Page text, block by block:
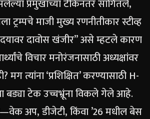
प्रमुखांच्या टीकेनंतर सांगितले,
ट्रम्पचे माजी मुख्य रणनीतीकार स्टीव्ह
दावोस खंजीर” असे म्हटले कारण
विचार मनोरंजनासाठी अध्यक्षांवर
त्यांना ‘प्रशिक्षित’ करण्यासाठी H-
बड्या टेक उच्चभ्रूंना विकले गेले आहे.
अप, डीजेटी, किंवा ’26 मधील बेस